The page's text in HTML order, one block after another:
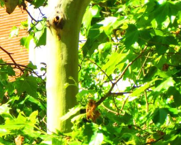
Mordue par un
barracuda, une petite
secourue grâce à un
réflexe essentiel